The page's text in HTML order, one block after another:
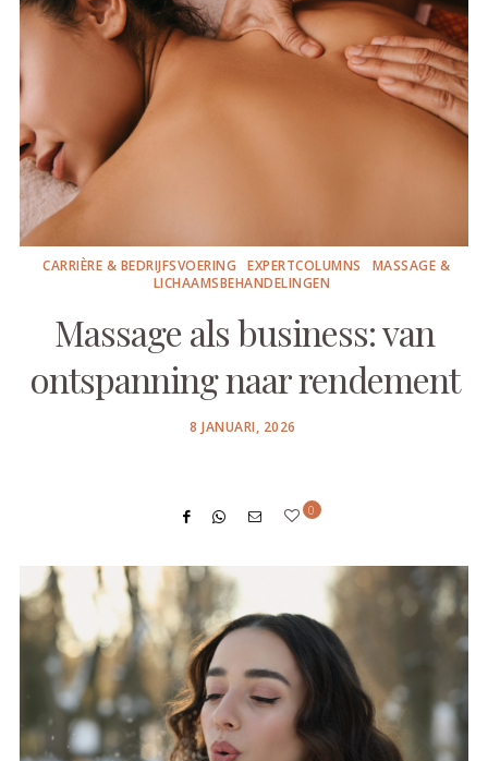
CARRIÈRE & BEDRIJFSVOERING EXPERTCOLUMNS
MASSAGE &
LICHAAMSBEHANDELINGEN
Massage als business: van
ontspanning naar rendement
POSTED
8 JANUARI, 2026
0